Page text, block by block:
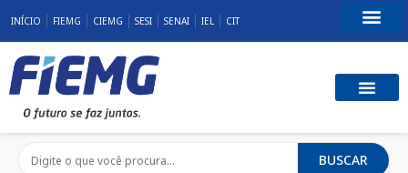
INÍCIO FIEMG CIEMG SESI SENAI IEL CIT
BUSCAR